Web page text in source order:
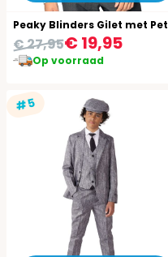
Peaky Blinders Gilet met Pet
€ 19,95
€ 27,95
Op voorraad
#5